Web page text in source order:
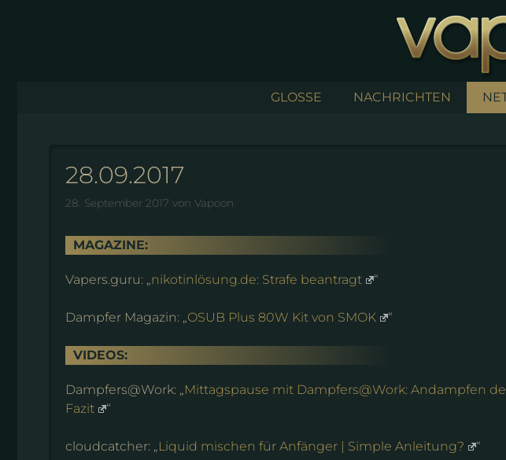
GLOSSE NACHRICHTEN
28.09.2017
28. September 2017 von Vapoon
MAGAZINE:
Vapers.guru: „ nikotinlösung.de: Strafe beantragt “
Dampfer Magazin: „ OSUB Plus 80W Kit von SMOK “
VIDEOS:
Dampfers@Work: „ Mittagspause mit Dampfers@Work: Andampfen
Fazit
“
cloudcatcher: „ Liquid mischen für Anfänger | Simple Anleitung? “